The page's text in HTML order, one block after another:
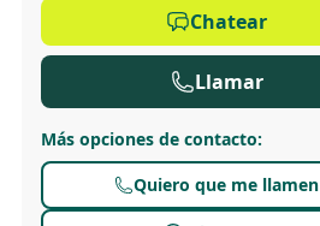
Chatear
Llamar
Más opciones de contacto:
Quiero que me llamen